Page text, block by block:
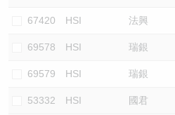
67420 HSI 法興
69578 HSI 瑞銀
69579 HSI 瑞銀
53332 HSI 國君